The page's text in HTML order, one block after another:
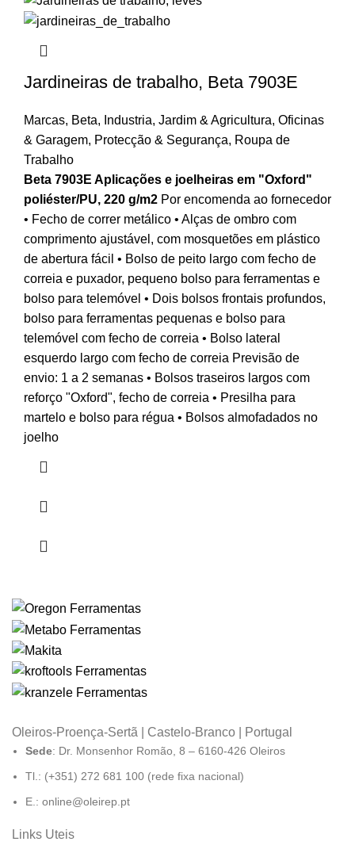
Jardineiras de trabalho, Beta 7903E
Marcas, Beta, Industria, Jardim & Agricultura, Oficinas
& Garagem, Protecção & Segurança, Roupa de
Trabalho
Beta 7903E Aplicações e joelheiras em "Oxford"
poliéster/PU, 220 g/m2 Por encomenda ao fornecedor
• Fecho de correr metálico • Alças de ombro com
comprimento ajustável, com mosquetões em plástico
de abertura fácil • Bolso de peito largo com fecho de
correia e puxador, pequeno bolso para ferramentas e
bolso para telemóvel • Dois bolsos frontais profundos,
bolso para ferramentas pequenas e bolso para
telemóvel com fecho de correia • Bolso lateral
esquerdo largo com fecho de correia Previsão de
envio: 1 a 2 semanas • Bolsos traseiros largos com
reforço "Oxford", fecho de correia • Presilha para
martelo e bolso para régua • Bolsos almofadados no
joelho
Oleiros-Proença-Sertã | Castelo-Branco | Portugal
Sede: Dr. Monsenhor Romão, 8 – 6160-426 Oleiros
Tl.: (+351) 272 681 100 (rede fixa nacional)
E.: online@oleirep.pt
Links Uteis